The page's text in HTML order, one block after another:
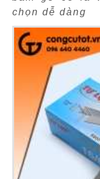
chọn dễ dàng